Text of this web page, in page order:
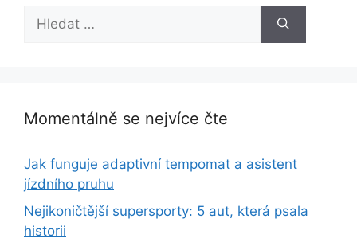
Hledat:
Momentálně se nejvíce čte
Jak funguje adaptivní tempomat a asistent
jízdního pruhu
Nejikoničtější supersporty: 5 aut, která psala
historii